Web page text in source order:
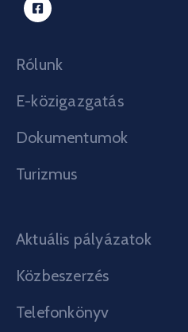
Rólunk
E-közigazgatás
Dokumentumok
Turizmus
Aktuális pályázatok
Közbeszerzés
Telefonkönyv